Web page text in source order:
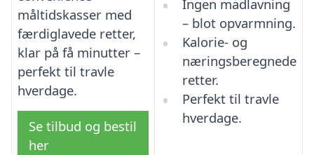
måltidskasser med
færdiglavede retter,
klar på få minutter –
perfekt til travle
hverdage.
Se tilbud og bestil
her
Ingen madlavning
– blot opvarmning.
Kalorie- og
næringsberegnede
retter.
Perfekt til travle
hverdage.